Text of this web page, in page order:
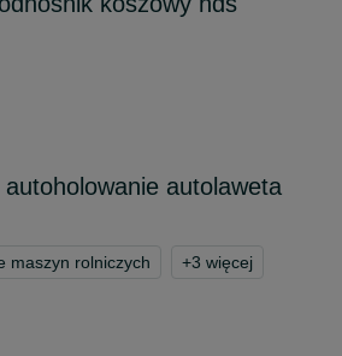
autolaweta
maszyn rolniczych +3 więcej